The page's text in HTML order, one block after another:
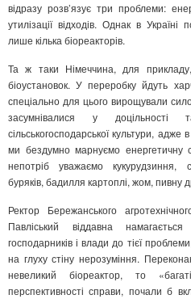
відразу розв’язує три проблеми:
утилізації відходів. Однак в
лише кілька біореакторів.
Та ж таки Німеччина, для
біоустановок. У переробку йдуть
спеціально для цього вирощували
засумнівалися у доцільності
сільськогосподарської культури, адже
ми бездумно марнуємо енергетичну
непотріб уважаємо кукурудзиння,
буряків, бадилля картоплі, жом, пивну
Ректор Бережанського
Павліський віддавна
господарників і влади до тієї
на глуху стіну нерозуміння.
невеликий біореактор, то
перспективності справи, почали б